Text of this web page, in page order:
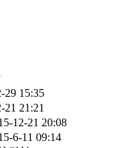
29 15:35
21 21:21
12-21 20:08
6-11 09:14